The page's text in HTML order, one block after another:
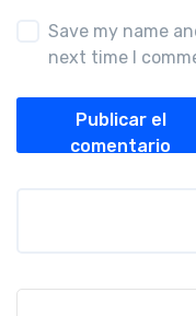
Save my name
next time I
Publicar el
comentario